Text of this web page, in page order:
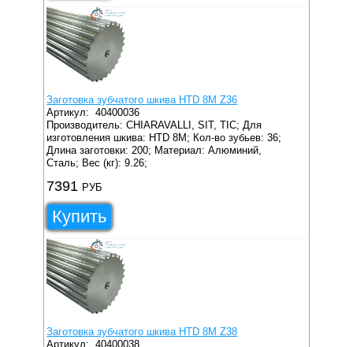
Заготовка зубчатого шкива HTD 8M Z36
Артикул:40400036
Производитель: CHIARAVALLI, SIT, TIC; Для
изготовления шкива: HTD 8M; Кол-во зубьев: 36;
Длина заготовки: 200; Материал: Алюминий,
Сталь; Вес (кг): 9.26;
7391 РУБ
Купить
Заготовка зубчатого шкива HTD 8M Z38
Артикул:40400038